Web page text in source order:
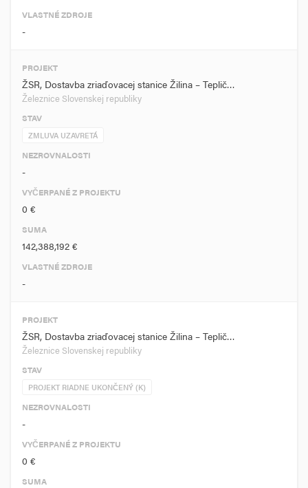
VLASTNÉ ZDROJE
-
PROJEKT
ŽSR, Dostavba zriaďovacej stanice Žilina – Teplič…
Železnice Slovenskej republiky
STAV
ZMLUVA UZAVRETÁ
NEZROVNALOSTI
-
VYČERPANÉ Z PROJEKTU
0 €
SUMA
142,388,192 €
VLASTNÉ ZDROJE
-
PROJEKT
ŽSR, Dostavba zriaďovacej stanice Žilina – Teplič…
Železnice Slovenskej republiky
STAV
PROJEKT RIADNE UKONČENÝ (K)
NEZROVNALOSTI
-
VYČERPANÉ Z PROJEKTU
0 €
SUMA